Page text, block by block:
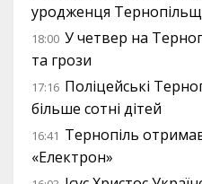
уродженця
18:00 У четвер на
та грози
17:16 Поліцейські
більше сотні дітей
16:41 Тернопіль
«Електрон»